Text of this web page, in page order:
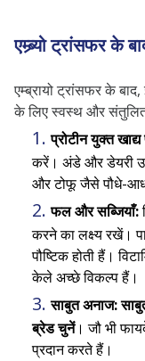
एम्ब्र्यो ट्रांसफर के
एम्ब्रायो ट्रांसफर के
के लिए स्वस्थ और
प्रोटीन युक्त खाद्य
करें। अंडे और डेयरी
और टोफू जैसे पौधे-
फल और सब्जियाँ:
करने का लक्ष्य रखें।
पौष्टिक होती हैं।
केले अच्छे विकल्प हैं।
साबुत अनाज:
ब्रेड चुनें। जौ भी
प्रदान करते हैं।